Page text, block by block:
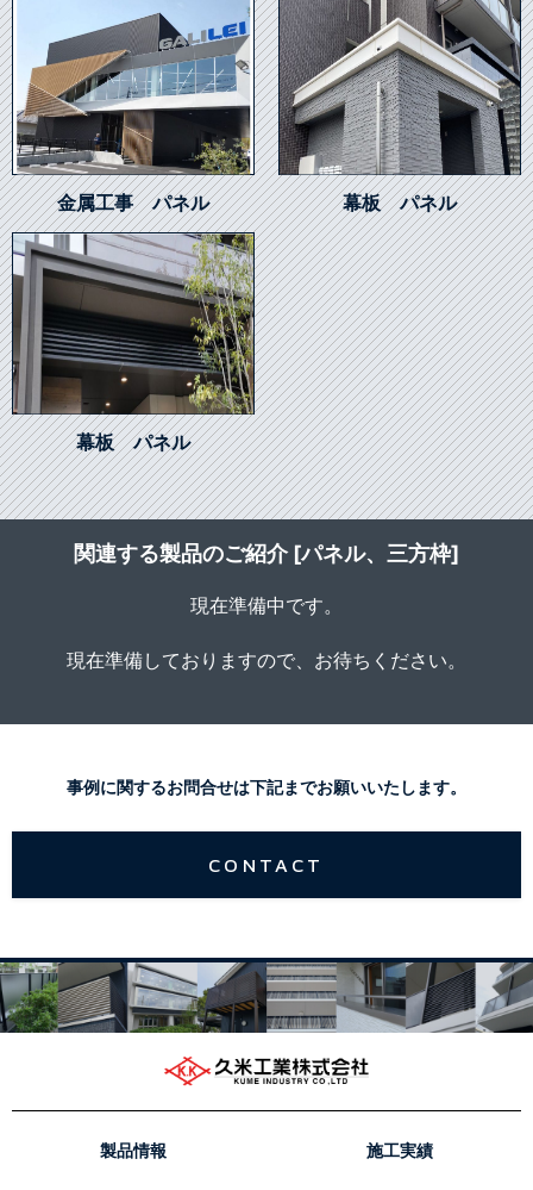
金属工事 パネル 幕板 パネル
幕板 パネル
関連する製品のご紹介 [パネル、三方枠]
現在準備中です。
現在準備しておりますので、お待ちください。
事例に関するお問合せは下記までお願いいたします。
CONTACT
製品情報 施工実績